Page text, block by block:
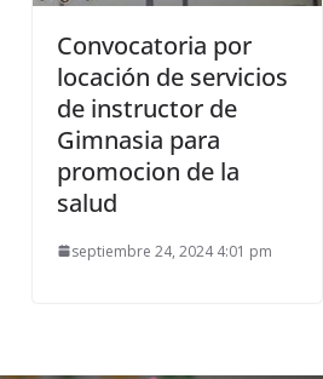
Convocatoria por
locación de servicios
de instructor de
Gimnasia para
promocion de la
salud
septiembre 24, 2024 4:01 pm